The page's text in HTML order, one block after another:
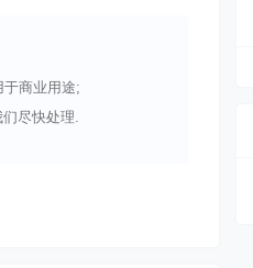
商业用途;
尽快处理.